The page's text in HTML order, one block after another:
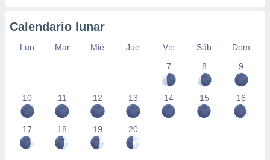
Calendario lunar
Lun Mar Mié Jue Vie Sáb
Dom
7
8 9
10 11 12 13 14 15 16
17 18 19 20